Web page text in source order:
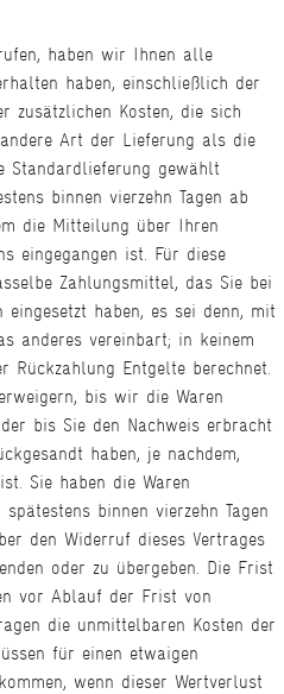
haben wir Ihnen alle
haben, einschließlich der
zusätzlichen Kosten, die sich
Art der Lieferung als die
Standardlieferung gewählt
binnen vierzehn Tagen ab
die Mitteilung über Ihren
eingegangen ist. Für diese
Zahlungsmittel, das Sie bei
haben, es sei denn, mit
anderes vereinbart; in keinem
Rückzahlung Entgelte berechnet.
bis wir die Waren
bis Sie den Nachweis erbracht
haben, je nachdem,
Sie haben die Waren
binnen vierzehn Tagen
den Widerruf dieses Vertrages
oder zu übergeben. Die Frist
vor Ablauf der Frist von
die unmittelbaren Kosten der
für einen etwaigen
wenn dieser Wertverlust